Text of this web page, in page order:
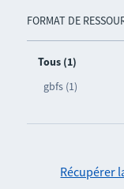
FORMAT DE
Tous (1)
gbfs (1)
Récupérer